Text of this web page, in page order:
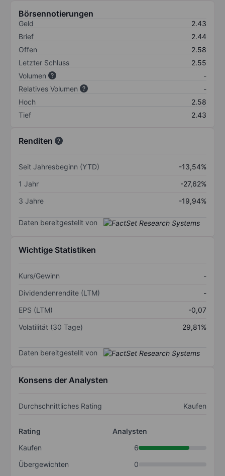
Börsennotierungen
Geld
2.43
Brief
2.44
Offen
2.58
Letzter Schluss
2.55
Volumen
-
Relatives Volumen
-
Hoch
2.58
Tief
2.43
Renditen
Seit Jahresbeginn (YTD)
-13,54%
1 Jahr
-27,62%
3 Jahre
-19,94%
Daten bereitgestellt von
Wichtige Statistiken
Kurs/Gewinn
-
Dividendenrendite (LTM)
-
EPS (LTM)
-0,07
Volatilität (30 Tage)
29,81%
Daten bereitgestellt von
Konsens der Analysten
Durchschnittliches Rating Kaufen
Rating
Analysten
Kaufen
6
Übergewichten
0